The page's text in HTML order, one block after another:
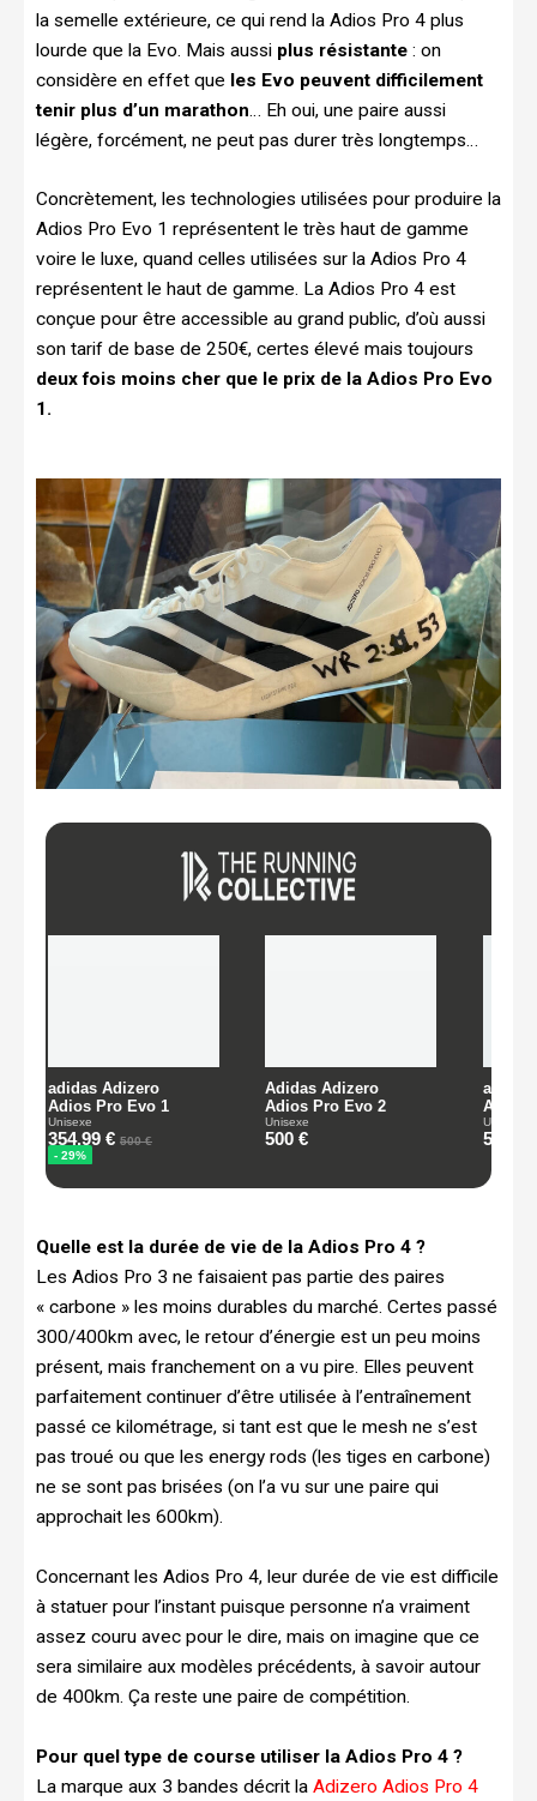
la semelle extérieure, ce qui rend la Adios Pro 4 plus
lourde que la Evo. Mais aussi plus résistante : on
considère en effet que les Evo peuvent difficilement
tenir plus d’un marathon … Eh oui, une paire aussi
légère, forcément, ne peut pas durer très longtemps…
Concrètement, les technologies utilisées pour produire la
Adios Pro Evo 1 représentent le très haut de gamme
voire le luxe, quand celles utilisées sur la Adios Pro 4
représentent le haut de gamme. La Adios Pro 4 est
conçue pour être accessible au grand public, d’où aussi
son tarif de base de 250€, certes élevé mais toujours
deux fois moins cher que le prix de la Adios Pro Evo
1.
Quelle est la durée de vie de la Adios Pro 4 ?
Les Adios Pro 3 ne faisaient pas partie des paires
« carbone » les moins durables du marché. Certes passé
300/400km avec, le retour d’énergie est un peu moins
présent, mais franchement on a vu pire. Elles peuvent
parfaitement continuer d’être utilisée à l’entraînement
passé ce kilométrage, si tant est que le mesh ne s’est
pas troué ou que les energy rods (les tiges en carbone)
ne se sont pas brisées (on l’a vu sur une paire qui
approchait les 600km).
Concernant les Adios Pro 4, leur durée de vie est difficile
à statuer pour l’instant puisque personne n’a vraiment
assez couru avec pour le dire, mais on imagine que ce
sera similaire aux modèles précédents, à savoir autour
de 400km. Ça reste une paire de compétition.
Pour quel type de course utiliser la Adios Pro 4 ?
La marque aux 3 bandes décrit la Adizero Adios Pro 4